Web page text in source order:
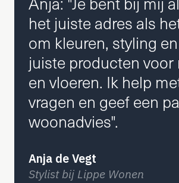
het juiste adres als
om kleuren, styling
juiste producten voor
en vloeren. Ik help
vragen en geef een
woonadvies".
Anja de Vegt
Stylist bij Lippe Wonen